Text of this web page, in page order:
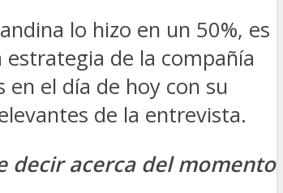
lo hizo en un 50%, es
de la compañía
el día de hoy con su
de la entrevista.
decir acerca del momento